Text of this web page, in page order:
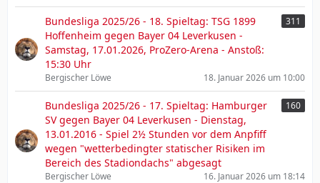
Bundesliga 2025/26 - 18. Spieltag: TSG 1899
Hoffenheim gegen Bayer 04 Leverkusen -
Samstag, 17.01.2026, ProZero-Arena - Anstoß:
15:30 Uhr
311
Bergischer Löwe 18. Januar 2026 um 10:00
Bundesliga 2025/26 - 17. Spieltag: Hamburger
SV gegen Bayer 04 Leverkusen - Dienstag,
13.01.2016 - Spiel 2½ Stunden vor dem Anpfiff
wegen "wetterbedingter statischer Risiken im
Bereich des Stadiondachs" abgesagt
160
Bergischer Löwe 16. Januar 2026 um 18:14